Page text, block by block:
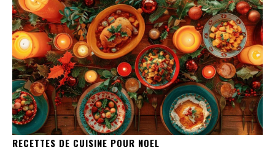
RECETTES DE CUISINE POUR NOEL